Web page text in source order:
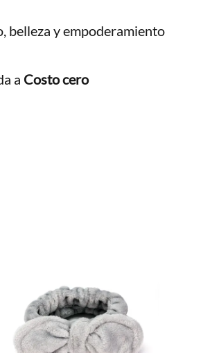
belleza y empoderamiento
a Costo cero